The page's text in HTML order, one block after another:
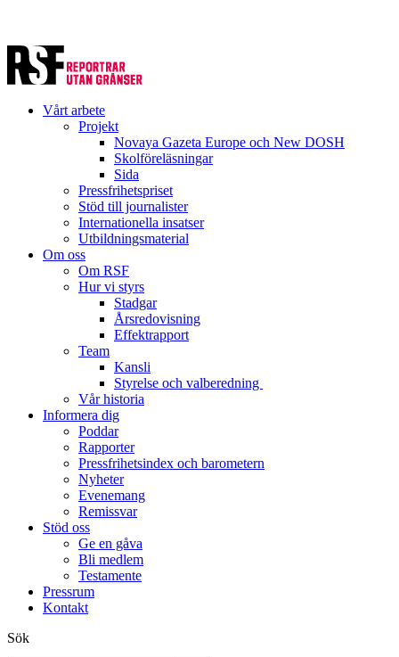
Vårt arbete
Projekt
Novaya Gazeta Europe och New DOSH
Skolföreläsningar
Sida
Pressfrihetspriset
Stöd till journalister
Internationella insatser
Utbildningsmaterial
Om oss
Om RSF
Hur vi styrs
Stadgar
Årsredovisning
Effektrapport
Team
Kansli
Styrelse och valberedning
Vår historia
Informera dig
Poddar
Rapporter
Pressfrihetsindex och barometern
Nyheter
Evenemang
Remissvar
Stöd oss
Ge en gåva
Bli medlem
Testamente
Pressrum
Kontakt
Sök